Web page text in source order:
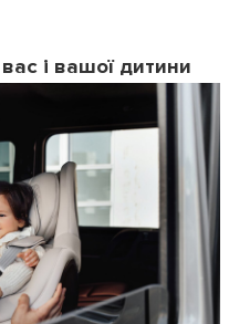
і вашої дитини